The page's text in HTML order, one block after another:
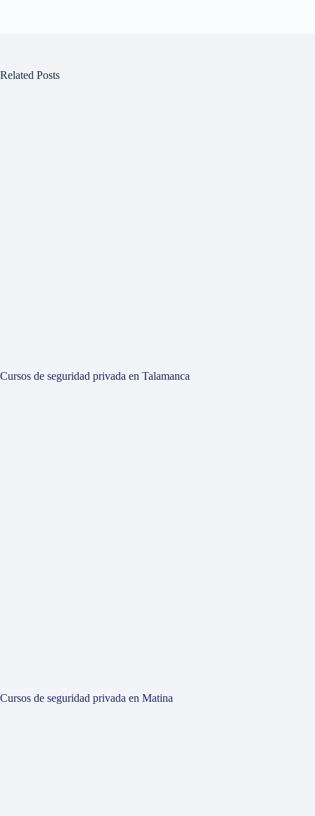
Related Posts
Cursos de seguridad privada en Talamanca
Cursos de seguridad privada en Matina